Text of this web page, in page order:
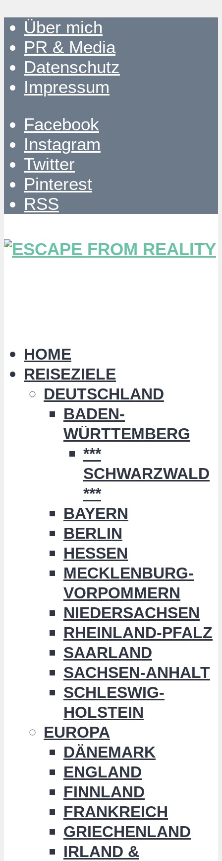
Über mich
PR & Media
Datenschutz
Impressum
Facebook
Instagram
Twitter
Pinterest
RSS
HOME
REISEZIELE
DEUTSCHLAND
BADEN-
WÜRTTEMBERG
***
SCHWARZWALD
***
BAYERN
BERLIN
HESSEN
MECKLENBURG-
VORPOMMERN
NIEDERSACHSEN
RHEINLAND-PFALZ
SAARLAND
SACHSEN-ANHALT
SCHLESWIG-
HOLSTEIN
EUROPA
DÄNEMARK
ENGLAND
FINNLAND
FRANKREICH
GRIECHENLAND
IRLAND &